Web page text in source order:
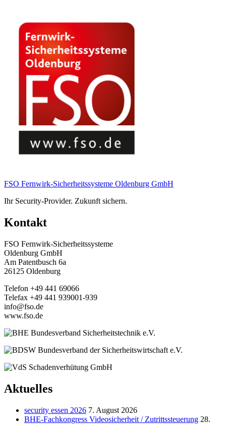
FSO Fernwirk-Sicherheitssysteme Oldenburg GmbH
Ihr Security-Provider. Zukunft sichern.
Kontakt
FSO Fernwirk-Sicherheitssysteme
Oldenburg GmbH
Am Patentbusch 6a
26125 Oldenburg
Telefon +49 441 69066
Telefax +49 441 939001-939
info@fso.de
www.fso.de
Aktuelles
security essen 2026 7. August 2026
BHE-Fachkongress Videosicherheit / Zutrittssteuerung 28.